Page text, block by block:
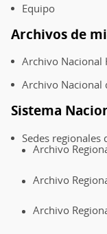
Equipo
Archivos de
Archivo Nacional
Archivo Nacional
Sistema
Sedes regionales
Archivo
Archivo
Archivo